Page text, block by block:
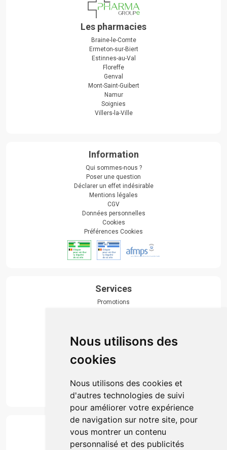
Nous utilisons des
cookies
Nous utilisons des cookies et
d'autres technologies de suivi
pour améliorer votre expérience
de navigation sur notre site, pour
vous montrer un contenu
personnalisé et des publicités
Les pharmacies
Braine-le-Comte
Ermeton-sur-Biert
Estinnes-au-Val
Floreffe
Genval
Mont-Saint-Guibert
Namur
Soignies
Villers-la-Ville
Information
Qui sommes-nous ?
Poser une question
Déclarer un effet indésirable
Mentions légales
CGV
Données personnelles
Cookies
Préférences Cookies
Services
Promotions
Actualités & conseils
Événements
Marques
Suivez-nous
Paiement
Simple, rapide et 100% sécurisé